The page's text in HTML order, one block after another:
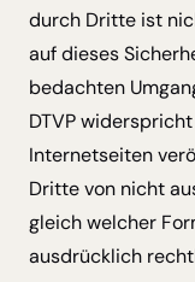
durch Dritte ist
auf dieses
bedachten
DTVP
Internetseiten
Dritte von nicht
gleich welcher
ausdrücklich